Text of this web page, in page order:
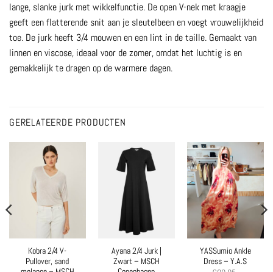
lange, slanke jurk met wikkelfunctie. De open V-nek met kraagje
geeft een flatterende snit aan je sleutelbeen en voegt vrouwelijkheid
toe. De jurk heeft 3/4 mouwen en een lint in de taille. Gemaakt van
linnen en viscose, ideaal voor de zomer, omdat het luchtig is en
gemakkelijk te dragen op de warmere dagen.
GERELATEERDE PRODUCTEN
Kobra 2/4 V-
Pullover, sand
Ayana 2/4 Jurk |
Zwart – MSCH
YASSumio Ankle
Dress – Y.A.S